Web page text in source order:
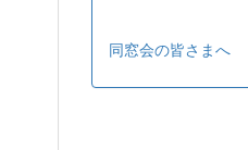
同窓会の皆さまへ